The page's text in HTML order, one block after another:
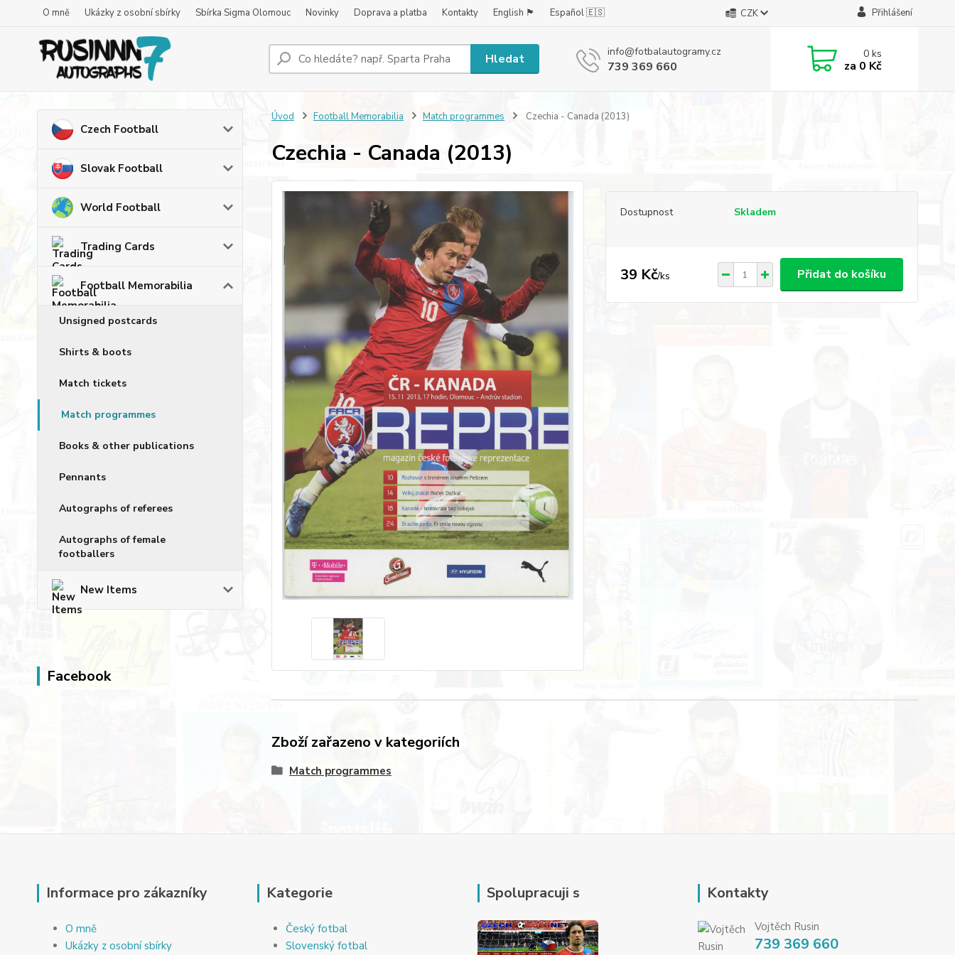
O mně Ukázky z osobní sbírky Sbírka Sigma Olomouc Novinky Doprava a platba Kontakty English 🏴󠁧󠁢󠁥󠁮󠁧󠁿 Español 🇪🇸 CZK Přihlášení
Hledat info@fotbalautogramy.cz
739 369 660
0ks
za 0 Kč
Czech Football
Slovak Football
World Football
Trading Cards
Football Memorabilia
Unsigned postcards
Shirts & boots
Match tickets
Match programmes
Books & other publications
Pennants
Autographs of referees
Autographs of female
footballers
New Items
Facebook
Úvod Football Memorabilia Match programmes Czechia - Canada (2013)
Czechia - Canada (2013)
Dostupnost Skladem
39 Kč/ks Přidat do košíku
Zboží zařazeno v kategoriích
Match programmes
Informace pro zákazníky
O mně
Ukázky z osobní sbírky
Kategorie
Český fotbal
Slovenský fotbal
Spolupracuji s Kontakty
Vojtěch Rusin
739 369 660